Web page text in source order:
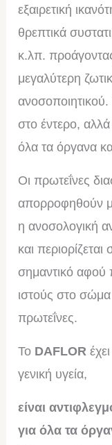
εξαιρετική
θρεπτικά
κ.λπ.
μεγαλύτερη
ανοσοποιητικού.
στο έντερο, αλλά
όλα τα όργανα
Οι πρωτεΐνες
απορροφηθούν
η ανοσολογική
και
σημαντικό αφού
ιστούς στο
πρωτεΐνες.
Το DAFLOR
γενική υγεία,
είναι
για όλα τα